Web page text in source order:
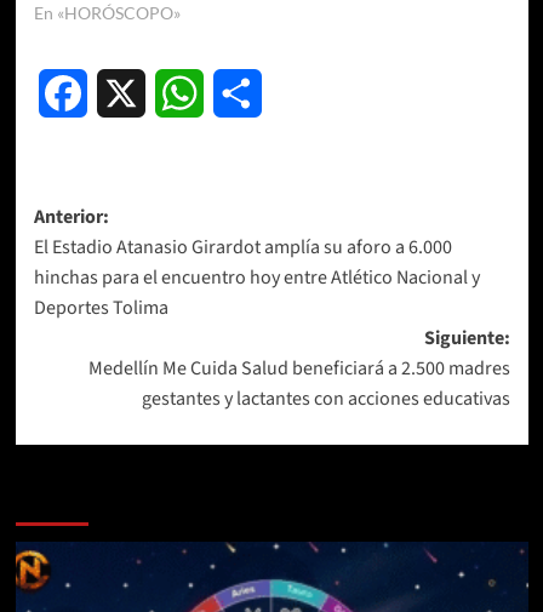
En «HORÓSCOPO»
Facebook WhatsApp
Navegación
de
entradas
Anterior:
El Estadio Atanasio Girardot amplía su aforo a 6.000
hinchas para el encuentro hoy entre Atlético Nacional y
Deportes Tolima
Siguiente:
Medellín Me Cuida Salud beneficiará a 2.500 madres
gestantes y lactantes con acciones educativas